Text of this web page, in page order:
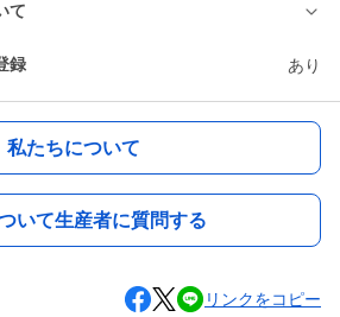
て
録 あり
私たちについて
いて生産者に質問する
リンクをコピー